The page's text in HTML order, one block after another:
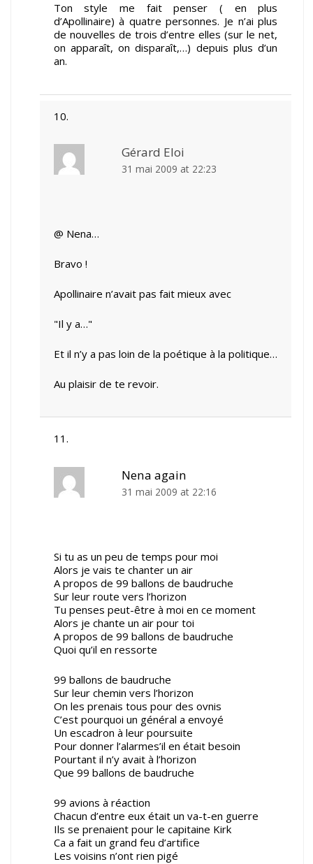
Ton style me fait penser ( en plus
d’Apollinaire) à quatre personnes. Je n’ai plus
de nouvelles de trois d’entre elles (sur le net,
on apparaît, on disparaît,…) depuis plus d’un
an.
Gérard Eloi
31 mai 2009 at 22:23
@ Nena…
Bravo !
Apollinaire n’avait pas fait mieux avec
"Il y a…"
Et il n’y a pas loin de la poétique à la politique…
Au plaisir de te revoir.
Nena again
31 mai 2009 at 22:16
Si tu as un peu de temps pour moi
Alors je vais te chanter un air
A propos de 99 ballons de baudruche
Sur leur route vers l’horizon
Tu penses peut-être à moi en ce moment
Alors je chante un air pour toi
A propos de 99 ballons de baudruche
Quoi qu’il en ressorte
99 ballons de baudruche
Sur leur chemin vers l’horizon
On les prenais tous pour des ovnis
C’est pourquoi un général a envoyé
Un escadron à leur poursuite
Pour donner l’alarmes’il en était besoin
Pourtant il n’y avait à l’horizon
Que 99 ballons de baudruche
99 avions à réaction
Chacun d’entre eux était un va-t-en guerre
Ils se prenaient pour le capitaine Kirk
Ca a fait un grand feu d’artifice
Les voisins n’ont rien pigé